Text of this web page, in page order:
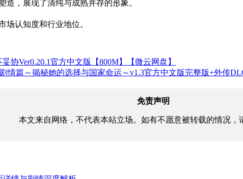
，展现了清纯与成熟并存的形象。
场认知度和行业地位。
协Ver0.20.1官方中文版【800M】【微云网盘】
情篇～揭秘她的选择与国家命运～v1.3官方中文版完整版+外传
免责声明
本文来自网络，不代表本站立场。如有不愿意被转载的情况，